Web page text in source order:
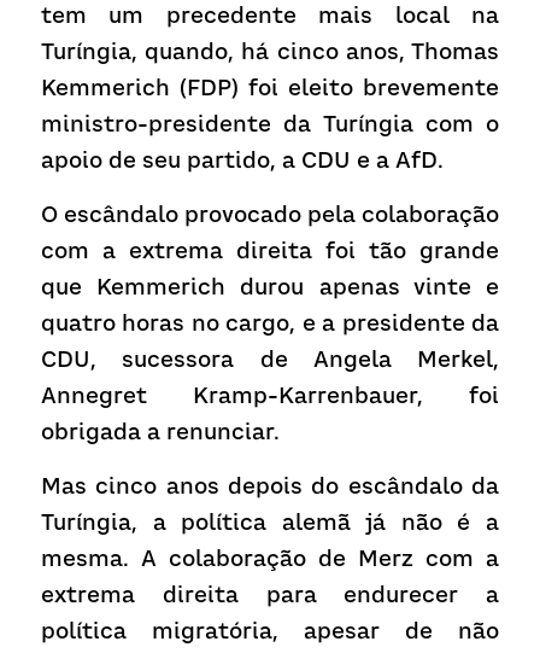
tem um precedente mais local na
Turíngia, quando, há cinco anos, Thomas
Kemmerich (FDP) foi eleito brevemente
ministro-presidente da Turíngia com o
apoio de seu partido, a CDU e a AfD.
O escândalo provocado pela colaboração
com a extrema direita foi tão grande
que Kemmerich durou apenas vinte e
quatro horas no cargo, e a presidente da
CDU, sucessora de Angela Merkel,
Annegret Kramp-Karrenbauer, foi
obrigada a renunciar.
Mas cinco anos depois do escândalo da
Turíngia, a política alemã já não é a
mesma. A colaboração de Merz com a
extrema direita para endurecer a
política migratória, apesar de não